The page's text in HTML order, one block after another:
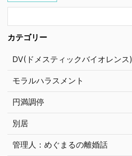
カテゴリー
DV(ドメスティックバイオレンス)
モラルハラスメント
円満調停
別居
管理人：めぐまるの離婚話